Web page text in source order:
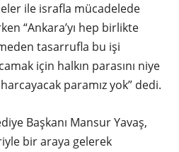
ile israfla mücadelede
“Ankara’yı hep birlikte
tasarrufla bu işi
için halkın parasını niye
paramız yok” dedi.
Başkanı Mansur Yavaş,
bir araya gelerek